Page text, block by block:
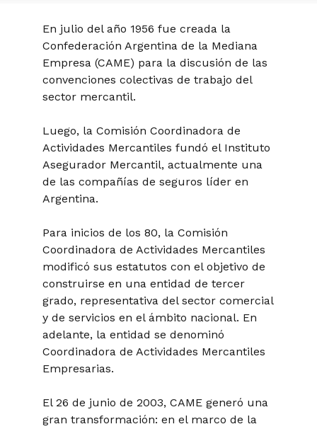
En julio del año 1956 fue creada la
Confederación Argentina de la Mediana
Empresa (CAME) para la discusión de las
convenciones colectivas de trabajo del
sector mercantil.
Luego, la Comisión Coordinadora de
Actividades Mercantiles fundó el Instituto
Asegurador Mercantil, actualmente una
de las compañías de seguros líder en
Argentina.
Para inicios de los 80, la Comisión
Coordinadora de Actividades Mercantiles
modificó sus estatutos con el objetivo de
construirse en una entidad de tercer
grado, representativa del sector comercial
y de servicios en el ámbito nacional. En
adelante, la entidad se denominó
Coordinadora de Actividades Mercantiles
Empresarias.
El 26 de junio de 2003, CAME generó una
gran transformación: en el marco de la